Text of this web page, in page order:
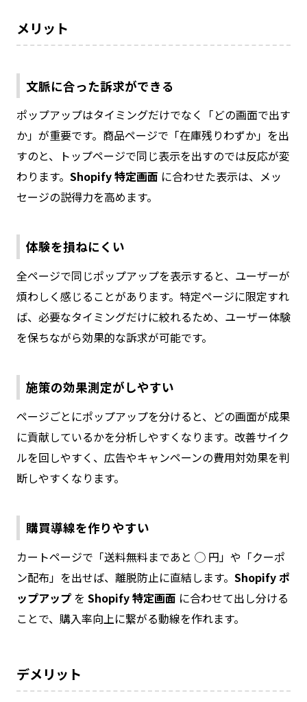
メリット
文脈に合った訴求ができる
ポップアップはタイミングだけでなく「どの画面で出す
か」が重要です。商品ページで「在庫残りわずか」を出
すのと、トップページで同じ表示を出すのでは反応が変
わります。 Shopify 特定画面 に合わせた表示は、メッ
セージの説得力を高めます。
体験を損ねにくい
全ページで同じポップアップを表示すると、ユーザーが
煩わしく感じることがあります。特定ページに限定すれ
ば、必要なタイミングだけに絞れるため、ユーザー体験
を保ちながら効果的な訴求が可能です。
施策の効果測定がしやすい
ページごとにポップアップを分けると、どの画面が成果
に貢献しているかを分析しやすくなります。改善サイク
ルを回しやすく、広告やキャンペーンの費用対効果を判
断しやすくなります。
購買導線を作りやすい
カートページで「送料無料まであと ◯ 円」や「クーポ
ン配布」を出せば、離脱防止に直結します。 Shopify ポ
ップアップ を Shopify 特定画面 に合わせて出し分ける
ことで、購入率向上に繋がる動線を作れます。
デメリット